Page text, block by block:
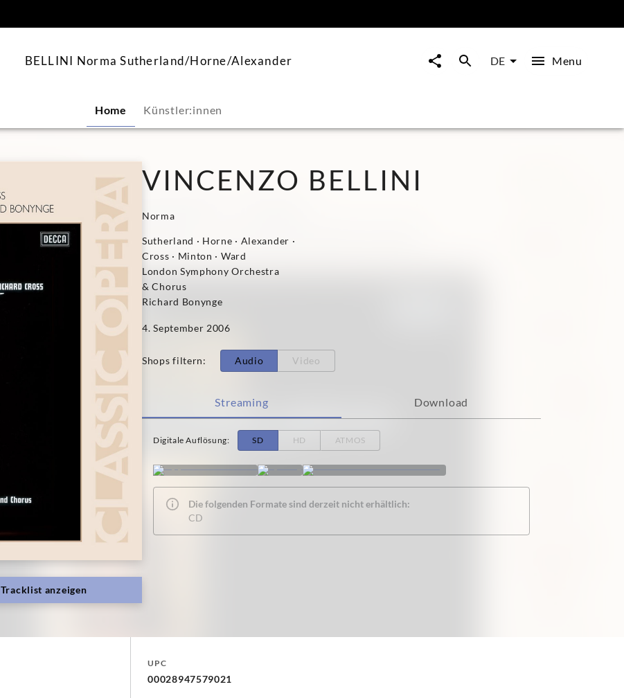
BELLINI Norma Sutherland/Horne/Alexander DE Menu
Home Künstler:innen
Tracklist anzeigen
VINCENZO BELLINI
Norma
Sutherland · Horne · Alexander ·
Cross · Minton · Ward
London Symphony Orchestra
& Chorus
Richard Bonynge
4. September 2006
Shops filtern: Audio Video
Streaming Download
Digitale Auflösung: SD HD ATMOS
Die folgenden Formate sind derzeit nicht erhältlich:
CD
UPC
00028947579021